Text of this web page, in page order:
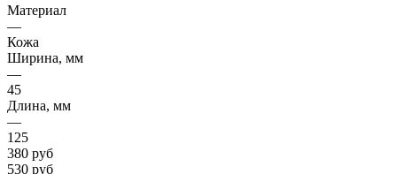
Материал
—
Кожа
Ширина, мм
—
45
Длина, мм
—
125
380 руб
530 руб